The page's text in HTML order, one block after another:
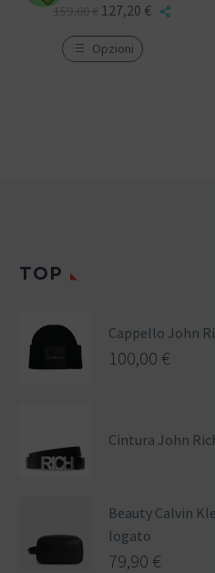
159,00€ 127,20 €
Opzioni
TOP
Cappello John
100,00 €
Cintura John
Beauty Calvin
logato
79,90 €